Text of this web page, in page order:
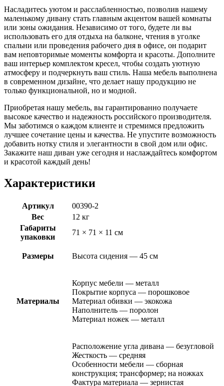
Насладитесь уютом и расслабленностью, позволив нашему
маленькому дивану стать главным акцентом вашей комнаты
или зоны ожидания. Независимо от того, будете ли вы
использовать его для отдыха на балконе, чтения в уголке
спальни или проведения рабочего дня в офисе, он подарит
вам неповторимые моменты комфорта и красоты. Дополните
ваш интерьер комплектом кресел, чтобы создать уютную
атмосферу и подчеркнуть ваш стиль. Наша мебель выполнена
в современном дизайне, что делает нашу продукцию не
только функциональной, но и модной.
Приобретая нашу мебель, вы гарантированно получаете
высокое качество и надежность российского производителя.
Мы заботимся о каждом клиенте и стремимся предложить
лучшее сочетание цены и качества. Не упустите возможность
добавить нотку стиля и элегантности в свой дом или офис.
Закажите наш диван уже сегодня и наслаждайтесь комфортом
и красотой каждый день!
Характеристики
Артикул
00390-2
Вес
12 кг
Габариты
упаковки
71 × 71 × 11 см
Размеры Высота сидения — 45 см
Материалы
Корпус мебели — металл
Покрытие корпуса — порошковое
Материал обивки — экокожа
Наполнитель — поролон
Материал ножек — металл
Расположение угла дивана — безугловой
Жесткость — средняя
Особенности мебели — сборная
конструкция; трансформер; на ножках
Фактура материала — зернистая